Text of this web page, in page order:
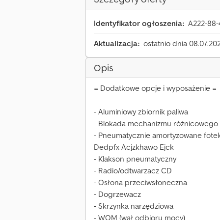
Identyfikator ogłoszenia: A222-
Aktualizacja: ostatnio dnia
Opis
= Dodatkowe opcje i wyposażenie =
- Aluminiowy zbiornik paliwa
- Blokada mechanizmu różnicowego
- Pneumatycznie amortyzowane
Dedpfx Acjzkhawo Ejck
- Klakson pneumatyczny
- Radio/odtwarzacz CD
- Osłona przeciwsłoneczna
- Dogrzewacz
- Skrzynka narzędziowa
- WOM (wał odbioru mocy)